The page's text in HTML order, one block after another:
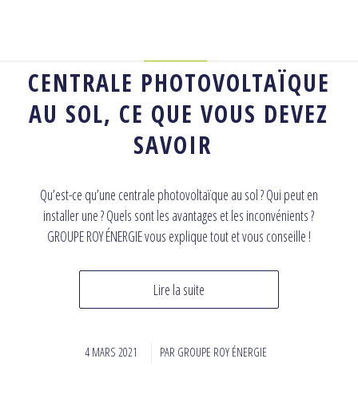
CENTRALE PHOTOVOLTAÏQUE
AU SOL, CE QUE VOUS DEVEZ
SAVOIR
Qu’est-ce qu’une centrale photovoltaïque au sol ? Qui peut en
installer une ? Quels sont les avantages et les inconvénients ?
GROUPE ROY ÉNERGIE vous explique tout et vous conseille !
Lire la suite
4 MARS 2021
/ PAR GROUPE ROY ÉNERGIE